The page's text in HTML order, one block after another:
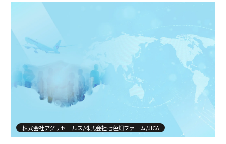
株式会社アグリセールス/株式会社七色畑ファーム/JICA